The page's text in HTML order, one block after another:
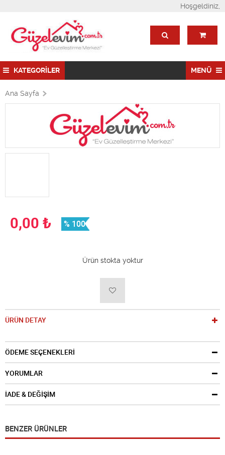
Hoşgeldiniz,
KATEGORİLER MENÜ
Ana Sayfa
0,00 ₺ % 100
Ürün stokta yoktur
ÜRÜN DETAY
ÖDEME SEÇENEKLERİ
YORUMLAR
İADE & DEĞİŞİM
BENZER ÜRÜNLER